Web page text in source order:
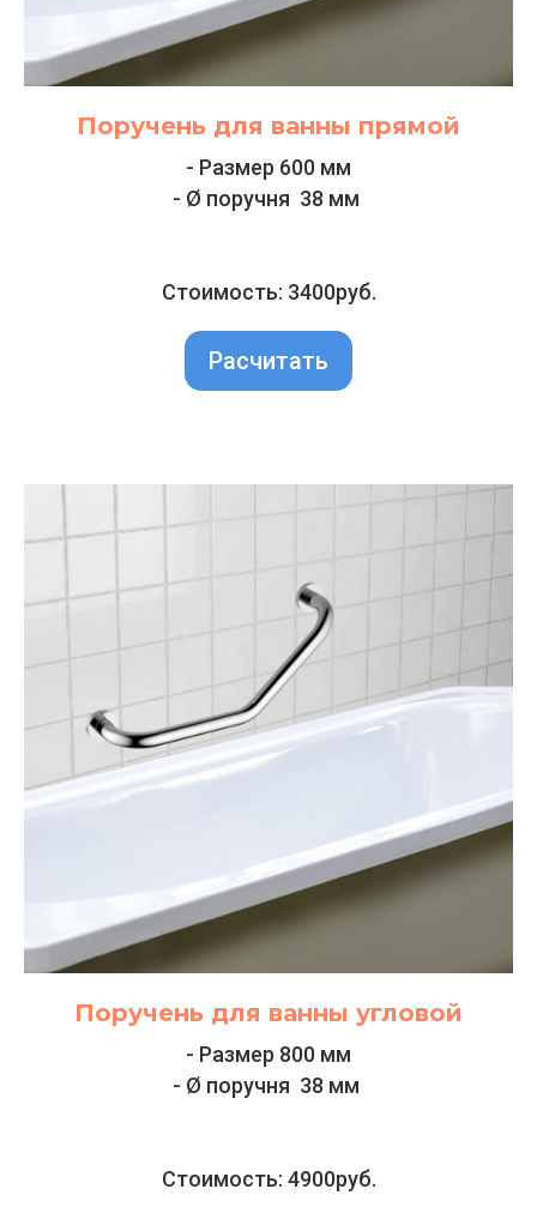
Поручень для ванны прямой
- Размер 600 мм
- Ø поручня 38 мм
Стоимость: 3400руб.
Расчитать
Поручень для ванны угловой
- Размер 800 мм
- Ø поручня 38 мм
Стоимость: 4900руб.